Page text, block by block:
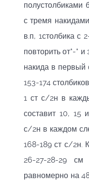
полустолбиками
с тремя
в.п, 1столбика с
повторить от*-* и
накида в первый
153-174
1 ст с/2н в
составит 10, 15
с/2н в каждом
168-189 ст с/2н.
26-27-28-29 см
равномерно на